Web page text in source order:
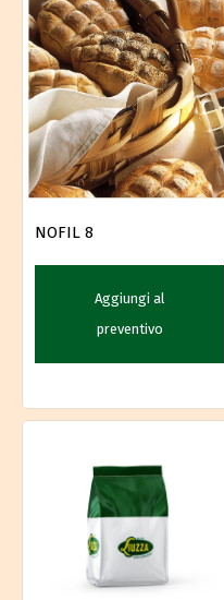
NOFIL 8
Aggiungi al
preventivo